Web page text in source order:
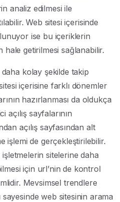
analiz edilmesi ile
Web sitesi içerisinde
ise bu içeriklerin
getirilmesi sağlanabilir.
kolay şekilde takip
içerisine farklı dönemler
hazırlanması da oldukça
açılış sayfalarının
açılış sayfasından alt
işlemi de gerçekleştirilebilir.
sitelerine daha
için url’nin de kontrol
Mevsimsel trendlere
sayesinde web sitesinin arama